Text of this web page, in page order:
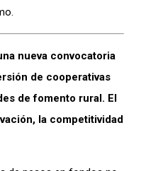
nueva convocatoria
de cooperativas
de fomento rural. El
la competitividad